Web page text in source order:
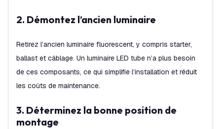
2. Démontez l’ancien luminaire
Retirez l’ancien luminaire fluorescent, y compris starter,
ballast et câblage. Un luminaire LED tube n’a plus besoin
de ces composants, ce qui simplifie l’installation et réduit
les coûts de maintenance.
3. Déterminez la bonne position de
montage